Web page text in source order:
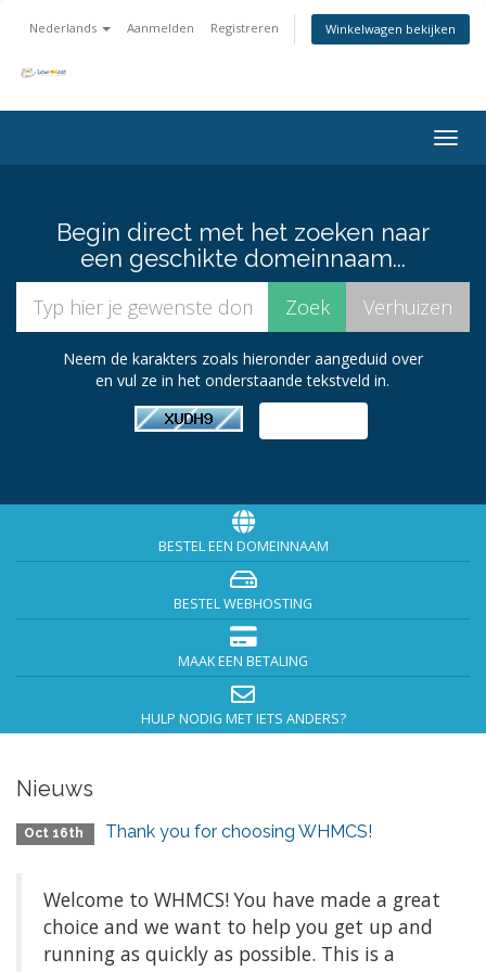
Nederlands Aanmelden Registreren Winkelwagen bekijken
Begin direct met het zoeken naar
een geschikte domeinnaam...
Neem de karakters zoals hieronder aangeduid over
en vul ze in het onderstaande tekstveld in.
BESTEL EEN DOMEINNAAM
BESTEL WEBHOSTING
MAAK EEN BETALING
HULP NODIG MET IETS ANDERS?
Nieuws
Oct 16th Thank you for choosing WHMCS!
Welcome to WHMCS! You have made a great
choice and we want to help you get up and
running as quickly as possible. This is a